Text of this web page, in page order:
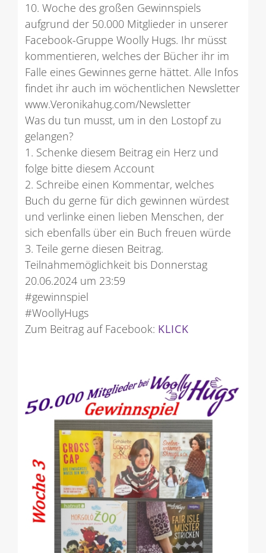
10. Woche des großen Gewinnspiels
aufgrund der 50.000 Mitglieder in unserer
Facebook-Gruppe Woolly Hugs. Ihr müsst
kommentieren, welches der Bücher ihr im
Falle eines Gewinnes gerne hättet. Alle Infos
findet ihr auch im wöchentlichen Newsletter
www.Veronikahug.com/Newsletter
Was du tun musst, um in den Lostopf zu
gelangen?
1. Schenke diesem Beitrag ein Herz und
folge bitte diesem Account
2. Schreibe einen Kommentar, welches
Buch du gerne für dich gewinnen würdest
und verlinke einen lieben Menschen, der
sich ebenfalls über ein Buch freuen würde
3. Teile gerne diesen Beitrag.
Teilnahmemöglichkeit bis Donnerstag
20.06.2024 um 23:59
#gewinnspiel
#WoollyHugs
Zum Beitrag auf Facebook: KLICK